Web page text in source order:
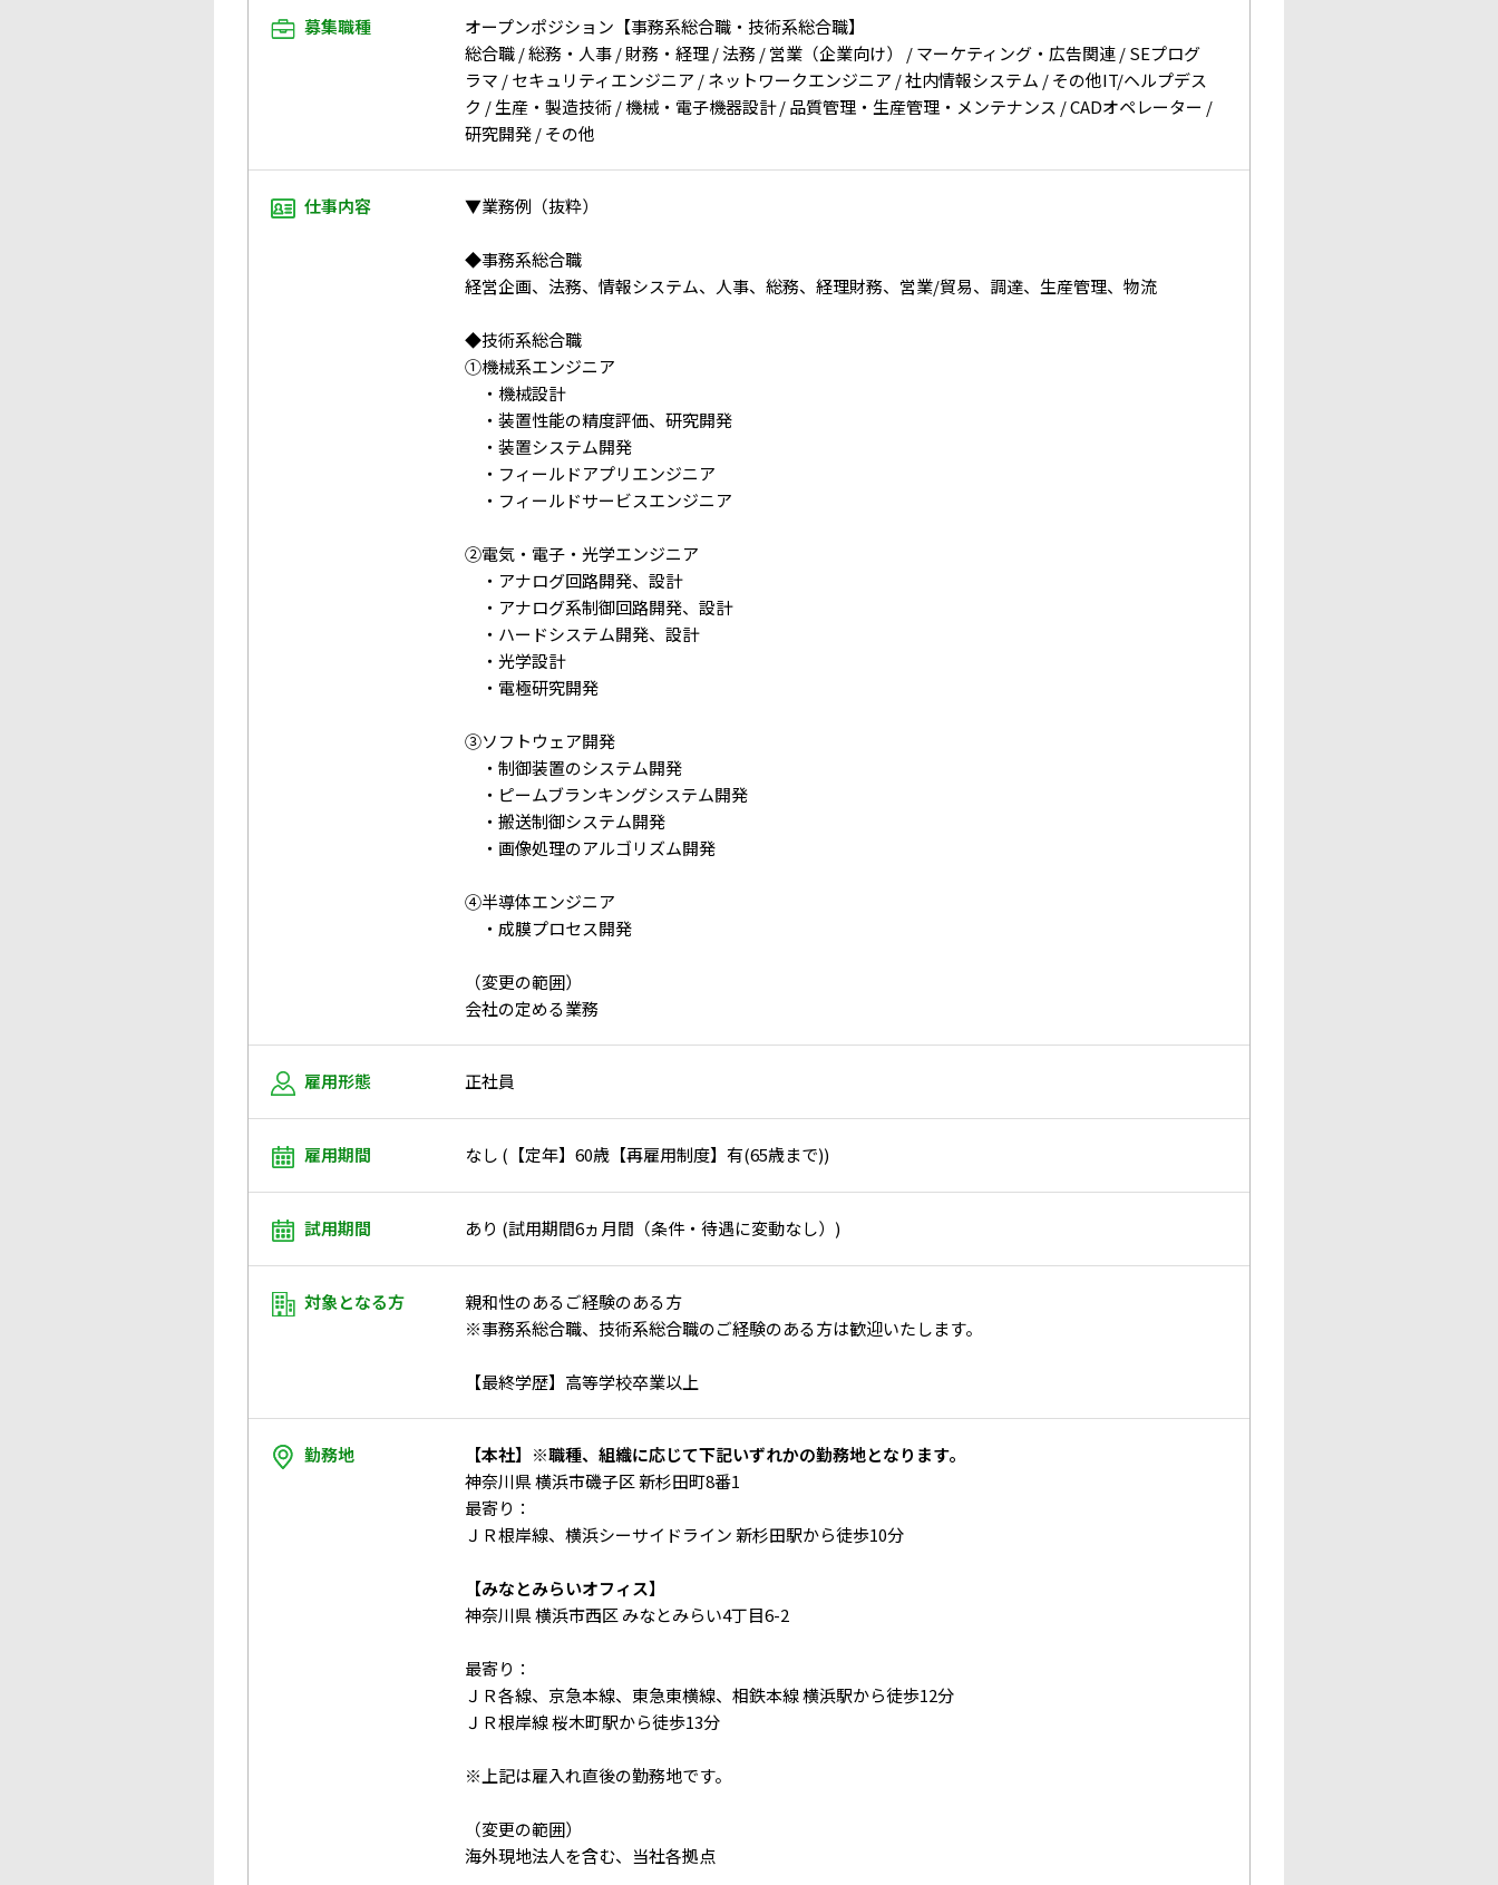
募集職種
オープンポジション【事務系総合職・技術系総合職】
総合職 / 総務・人事 / 財務・経理 / 法務 / 営業（企業向け） / マーケティング・広告関連 / SEプログ
ラマ / セキュリティエンジニア / ネットワークエンジニア / 社内情報システム / その他IT/ヘルプデス
ク / 生産・製造技術 / 機械・電子機器設計 / 品質管理・生産管理・メンテナンス / CADオペレーター /
研究開発 / その他
仕事内容 ▼業務例（抜粋）
◆事務系総合職
経営企画、法務、情報システム、人事、総務、経理財務、営業/貿易、調達、生産管理、物流
◆技術系総合職
①機械系エンジニア
・機械設計
・装置性能の精度評価、研究開発
・装置システム開発
・フィールドアプリエンジニア
・フィールドサービスエンジニア
②電気・電子・光学エンジニア
・アナログ回路開発、設計
・アナログ系制御回路開発、設計
・ハードシステム開発、設計
・光学設計
・電極研究開発
③ソフトウェア開発
・制御装置のシステム開発
・ピームブランキングシステム開発
・搬送制御システム開発
・画像処理のアルゴリズム開発
④半導体エンジニア
・成膜プロセス開発
（変更の範囲）
会社の定める業務
雇用形態 正社員
雇用期間 なし (【定年】60歳【再雇用制度】有(65歳まで))
試用期間 あり (試用期間6ヵ月間（条件・待遇に変動なし）)
対象となる方
親和性のあるご経験のある方
※事務系総合職、技術系総合職のご経験のある方は歓迎いたします。
【最終学歴】高等学校卒業以上
勤務地
【本社】※職種、組織に応じて下記いずれかの勤務地となります。
神奈川県 横浜市磯子区 新杉田町8番1
最寄り：
ＪＲ根岸線、横浜シーサイドライン 新杉田駅から徒歩10分
【みなとみらいオフィス】
神奈川県 横浜市西区 みなとみらい4丁目6-2
最寄り：
ＪＲ各線、京急本線、東急東横線、相鉄本線 横浜駅から徒歩12分
ＪＲ根岸線 桜木町駅から徒歩13分
※上記は雇入れ直後の勤務地です。
（変更の範囲）
海外現地法人を含む、当社各拠点